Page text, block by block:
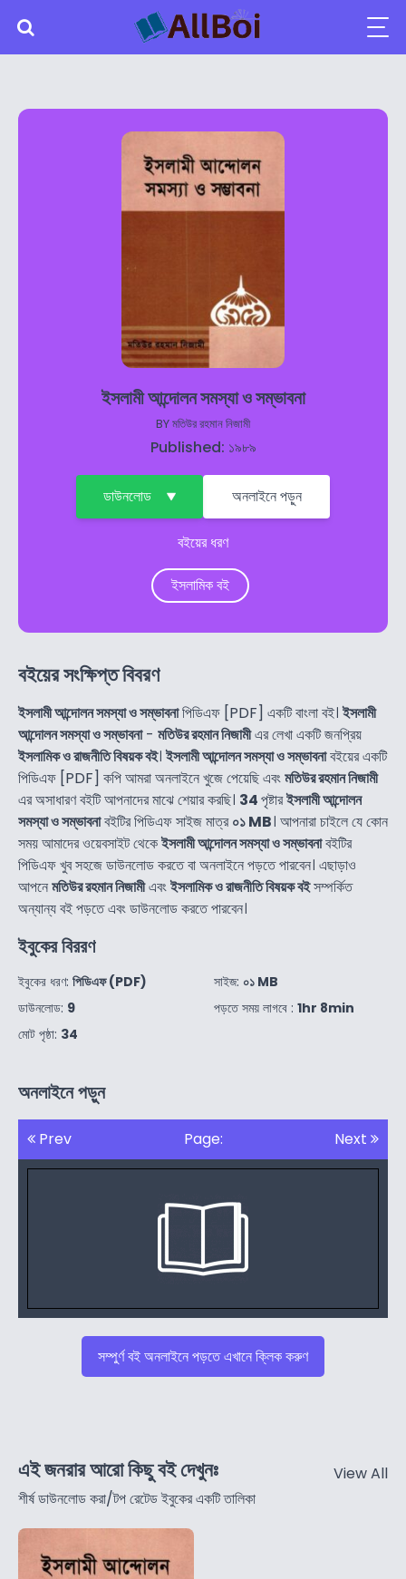
ইসলামী আন্দোলন সমস্যা ও সম্ভাবনা
BYমতিউর রহমান নিজামী
Published: ১৯৮৯
ডাউনলোড অনলাইনে পড়ুন
বইয়ের ধরণ
ইসলামিক বই
বইয়ের সংক্ষিপ্ত বিবরণ
ইসলামী আন্দোলন সমস্যা ও সম্ভাবনাপিডিএফ [PDF] একটি বাংলা বই। ইসলামী
আন্দোলন সমস্যা ও সম্ভাবনা- মতিউর রহমান নিজামীএর লেখা একটি জনপ্রিয়
ইসলামিক ও রাজনীতি বিষয়ক বই। ইসলামী আন্দোলন সমস্যা ও সম্ভাবনাবইয়ের একটি
পিডিএফ [PDF] কপি আমরা অনলাইনে খুজে পেয়েছি এবংমতিউর রহমান নিজামী
এর অসাধারণ বইটি আপনাদের মাঝে শেয়ার করছি। 34পৃষ্টারইসলামী আন্দোলন
সমস্যা ও সম্ভাবনাবইটির পিডিএফ সাইজ মাত্র০১ MB। আপনারা চাইলে যে কোন
সময় আমাদের ওয়েবসাইট থেকেইসলামী আন্দোলন সমস্যা ও সম্ভাবনাবইটির
পিডিএফ খুব সহজে ডাউনলোড করতে বা অনলাইনে পড়তে পারবেন। এছাড়াও
আপনেমতিউর রহমান নিজামীএবংইসলামিক ও রাজনীতি বিষয়ক বইসম্পর্কিত
অন্যান্য বই পড়তে এবং ডাউনলোড করতে পারবেন।
ইবুকের বিররণ
ইবুকের ধরণ: পিডিএফ (PDF)
ডাউনলোড: 9
মোট পৃষ্ঠা: 34
সাইজ: ০১ MB
পড়তে সময় লাগবে : 1hr 8min
অনলাইনে পড়ুন
Prev Page: Next
সম্পুর্ণ বই অনলাইনে পড়তে এখানে ক্লিক করুণ
এই জনরার আরো কিছু বই দেখুনঃ
শীর্ষ ডাউনলোড করা/টপ রেটেড ইবুকের একটি তালিকা
View All